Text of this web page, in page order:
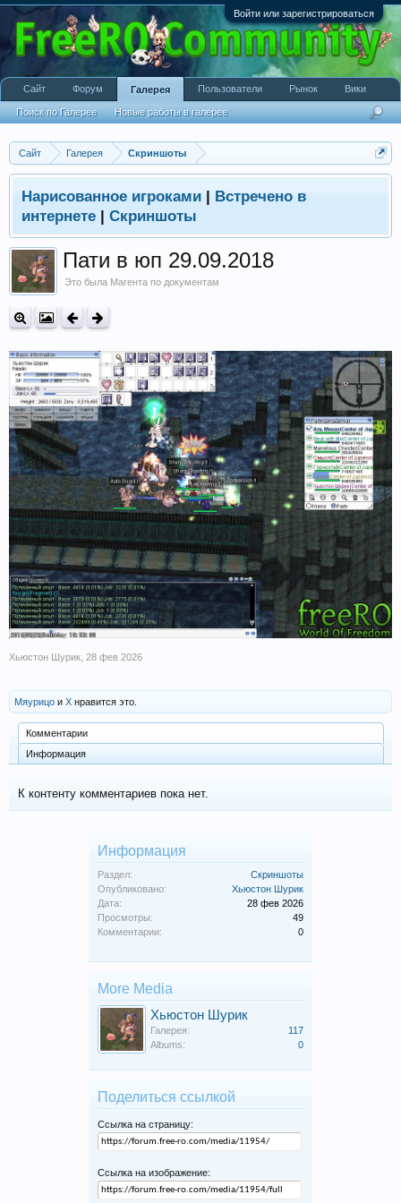
Войти или зарегистрироваться
Сайт Галерея Скриншоты
Нарисованное игроками | Встречено в
интернете | Скриншоты
Пати в юп 29.09.2018
Это была Магента по документам
Хьюстон Шурик 28 фев 2026
Мяурицо и X нравится это.
Комментарии
Информация
К контенту комментариев пока нет.
Информация
Раздел:
Скриншоты
Опубликовано:
Хьюстон Шурик
Дата:
28 фев 2026
Просмотры:
49
Комментарии:
0
More Media
Хьюстон Шурик
Галерея:
117
Albums:
0
Поделиться ссылкой
Ссылка на страницу:
Ссылка на изображение:
Сайт Форум Галерея
Поиск по Галерее Новые работы в галерее
Пользователи Рынок Вики